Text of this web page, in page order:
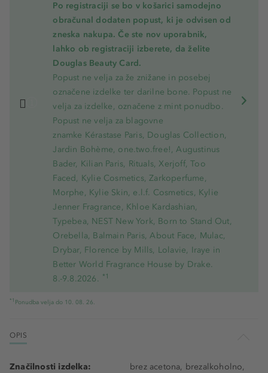
Po registraciji se bo v košarici samodejno
obračunal dodaten popust, ki je odvisen od
zneska nakupa. Če ste nov uporabnik,
lahko ob registraciji izberete, da želite
Douglas Beauty Card.
Popust ne velja za že znižane in posebej
označene izdelke ter darilne bone. Popust ne
velja za izdelke, označene z mint ponudbo.
Popust ne velja za blagovne
znamke Kérastase Paris, Douglas Collection,
Jardin Bohème, one.two.free!, Augustinus
Bader, Kilian Paris, Rituals, Xerjoff, Too
Faced, Kylie Cosmetics, Zarkoperfume,
Morphe, Kylie Skin, e.l.f. Cosmetics, Kylie
Jenner Fragrance, Khloe Kardashian,
Typebea, NEST New York, Born to Stand Out,
Orebella, Balmain Paris, About Face, Mulac,
Drybar, Florence by Mills, Lolavie, Iraye in
Better World Fragrance House by Drake.
8.-9.8.2026. *1
*1 Ponudba velja do 10. 08. 26.
OPIS
Značilnosti izdelka:
brez acetona, brezalkoholno,